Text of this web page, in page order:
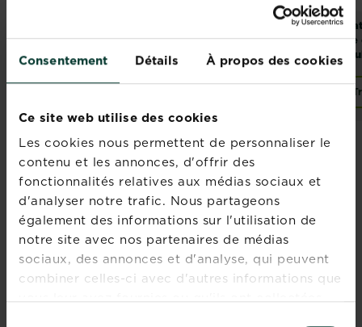
Consentement Détails À propos des cookies
Ce site web utilise des cookies
Les cookies nous permettent de personnaliser le
contenu et les annonces, d'offrir des
fonctionnalités relatives aux médias sociaux et
d'analyser notre trafic. Nous partageons
également des informations sur l'utilisation de
notre site avec nos partenaires de médias
sociaux, des annonces et d'analyse, qui peuvent
combiner celles-ci avec d'autres informations que
vous leur avez fournies ou qu'ils ont collectées
désherbant jardin,
cours, allée
concentré
Fertiligène Rouleau
de paillage
sécheresse et gel
de
Rejoignez la newsletter
La Pause Jardin
Recevez des conseils sur-mesure
directement dans votre boîte mail
S'inscrire